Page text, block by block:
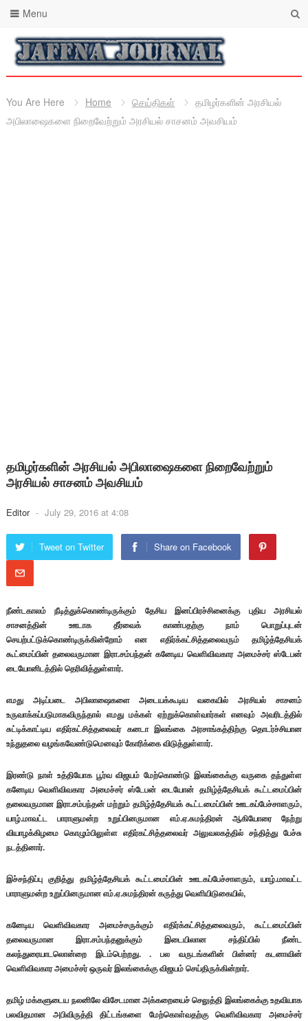
Menu
You Are Here Home செய்திகள்
தமிழர்களின் அரசியல்
அபிலாஷைகளை நிறைவேற்றும் அரசியல் சாசனம் அவசியம்
தமிழர்களின் அரசியல் அபிலாஷைகளை நிறைவேற்றும்
அரசியல் சாசனம் அவசியம்
Editor - July 29, 2016 at 4:08
Tweet on Twitter Share on Facebook
நீண்டகாலம் நீடித்துக்கொண்டிருக்கும் தேசிய இனப்பிரச்சினைக்கு புதிய அரசியல்
சாசனத்தின் ஊடாக தீர்வைக் காண்பதற்கு நாம் பொறுப்புடன்
செயற்பட்டுக்கொண்டிருக்கின்றோம் என எதிர்க்கட்சித்தலைவரும் தமிழ்த்தேசியக்
கூட்மைப்பின் தலைவருமான இரா.சம்பந்தன் கனேடிய வெளிவிவகார அமைச்சர் ஸ்டேபன்
டையோனிடத்தில் தெரிவித்துள்ளார்.
எமது அடிப்படை அபிலாஷைகளை அடையக்கூடிய வகையில் அரசியல் சாசனம்
உருவாக்கப்படுமாகவிருந்தால் எமது மக்கள் ஏற்றுக்கொள்வார்கள் எனவும் அவரிடத்தில்
சுட்டிக்காட்டிய எதிர்கட்சித்தலைவர் கனடா இலங்கை அரசாங்கத்திற்கு தொடர்ச்சியான
உந்துதலை வழங்கவேண்டுமெனவும் கோரிக்கை விடுத்துள்ளார்.
இரண்டு நாள் உத்தியோக பூர்வ விஜயம் மேற்கொண்டு இலங்கைக்கு வருகை தந்துள்ள
கனேடிய வெளிவிவகார அமைச்சர் ஸ்டேபன் டையோன் தமிழ்த்தேசியக் கூட்டமைப்பின்
தலைவருமான இரா.சம்பந்தன் மற்றும் தமிழ்த்தேசியக் கூட்டமைப்பின் ஊடகப்பேச்சாளரும்,
யாழ்.மாவட்ட பாராளுமன்ற உறுப்பினருமான எம்.ஏ.சுமந்திரன் ஆகியோரை நேற்று
வியாழக்கிழமை கொழும்பிலுள்ள எதிர்கட்சித்தலைவர் அலுவலகத்தில் சந்தித்து பேச்சு
நடத்தினார்.
இச்சந்திப்பு குறித்து தமிழ்த்தேசியக் கூட்டமைப்பின் ஊடகப்பேச்சாளரும், யாழ்.மாவட்ட
பாராளுமன்ற உறுப்பினருமான எம்.ஏ.சுமந்திரன் கருத்து வெளியிடுகையில்,
கனேடிய வெளிவிவகார அமைச்சருக்கும் எதிர்க்கட்சித்தலைவரும், கூட்டமைப்பின்
தலைவருமான இரா.சம்பந்தனுக்கும் இடையிலான சந்திப்பில் நீண்ட
கலந்துரையாடலொன்றை இடம்பெற்றது. . பல வருடங்களின் பின்னர் கடனாவின்
வெளிவிவகார அமைச்சர் ஒருவர் இலங்கைக்கு விஜயம் செய்திருக்கின்றார்.
தமிழ் மக்களுடைய நலனிலே விசேடமான அக்கறையைச் செலுத்தி இலங்கைக்கு உதவியாக
பலவிதமான அபிவிருத்தி திட்டங்களை மேற்கொள்வதற்கு வெளிவிவகார அமைச்சர்